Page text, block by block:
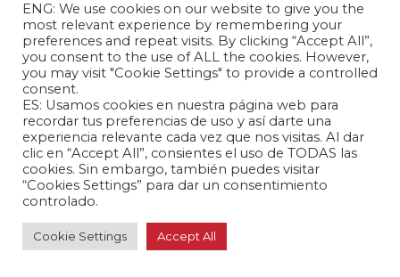
abril 17, 2024 /
El Salvador y China inician negociaciones
para un TLC
Latinoamérica 🌎
ENG: We use cookies on our website to give you the
most relevant experience by remembering your
preferences and repeat visits. By clicking “Accept All”,
you consent to the use of ALL the cookies. However,
you may visit "Cookie Settings" to provide a controlled
consent.
ES: Usamos cookies en nuestra página web para
recordar tus preferencias de uso y así darte una
experiencia relevante cada vez que nos visitas. Al dar
clic en “Accept All”, consientes el uso de TODAS las
cookies. Sin embargo, también puedes visitar
“Cookies Settings” para dar un consentimiento
controlado.
Cookie Settings Accept All